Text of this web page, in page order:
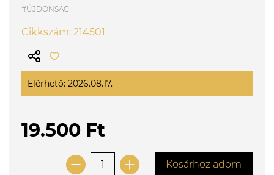
#ÚJDONSÁG
Cikkszám: 214501
Elérhető: 2026.08.17.
19.500 Ft
Kosárhoz adom